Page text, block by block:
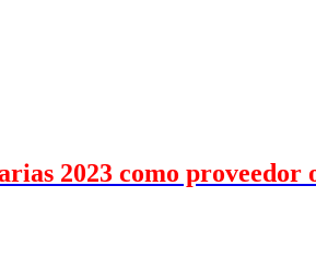
2023 como proveedor